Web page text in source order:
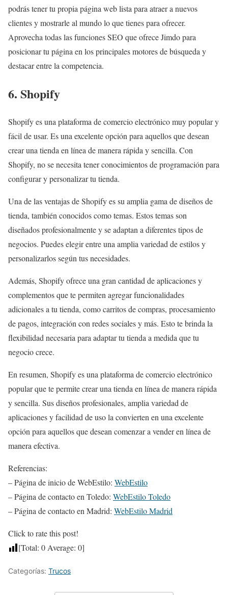
podrás tener tu propia página web lista para atraer a nuevos
clientes y mostrarle al mundo lo que tienes para ofrecer.
Aprovecha todas las funciones SEO que ofrece Jimdo para
posicionar tu página en los principales motores de búsqueda y
destacar entre la competencia.
6. Shopify
Shopify es una plataforma de comercio electrónico muy popular y
fácil de usar. Es una excelente opción para aquellos que desean
crear una tienda en línea de manera rápida y sencilla. Con
Shopify, no se necesita tener conocimientos de programación para
configurar y personalizar tu tienda.
Una de las ventajas de Shopify es su amplia gama de diseños de
tienda, también conocidos como temas. Estos temas son
diseñados profesionalmente y se adaptan a diferentes tipos de
negocios. Puedes elegir entre una amplia variedad de estilos y
personalizarlos según tus necesidades.
Además, Shopify ofrece una gran cantidad de aplicaciones y
complementos que te permiten agregar funcionalidades
adicionales a tu tienda, como carritos de compras, procesamiento
de pagos, integración con redes sociales y más. Esto te brinda la
flexibilidad necesaria para adaptar tu tienda a medida que tu
negocio crece.
En resumen, Shopify es una plataforma de comercio electrónico
popular que te permite crear una tienda en línea de manera rápida
y sencilla. Sus diseños profesionales, amplia variedad de
aplicaciones y facilidad de uso la convierten en una excelente
opción para aquellos que desean comenzar a vender en línea de
manera efectiva.
Referencias:
– Página de inicio de WebEstilo: WebEstilo
– Página de contacto en Toledo: WebEstilo Toledo
– Página de contacto en Madrid: WebEstilo Madrid
Click to rate this post!
[Total: 0 Average: 0]
Categorías: Trucos